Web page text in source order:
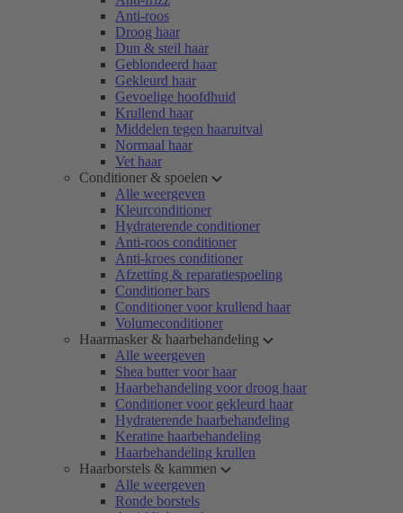
Anti-roos
Droog haar
Dun & steil haar
Geblondeerd haar
Gekleurd haar
Gevoelige hoofdhuid
Krullend haar
Middelen tegen haaruitval
Normaal haar
Vet haar
Conditioner & spoelen
Alle weergeven
Kleurconditioner
Hydraterende conditioner
Anti-roos conditioner
Anti-kroes conditioner
Afzetting & reparatiespoeling
Conditioner bars
Conditioner voor krullend haar
Volumeconditioner
Haarmasker & haarbehandeling
Alle weergeven
Shea butter voor haar
Haarbehandeling voor droog haar
Conditioner voor gekleurd haar
Hydraterende haarbehandeling
Keratine haarbehandeling
Haarbehandeling krullen
Haarborstels & kammen
Alle weergeven
Ronde borstels